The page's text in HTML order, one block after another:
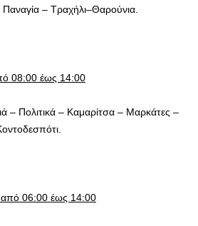
– Τραχήλι–Θαρούνια.
08:00 έως 14:00
– Πολιτικά – Καμαρίτσα – Μαρκάτες –
06:00 έως 14:00